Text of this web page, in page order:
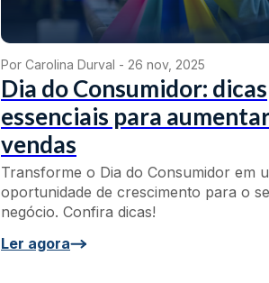
Por Carolina Durval - 26 nov, 2025
Dia do Consumidor: dicas
essenciais para
vendas
Transforme o Dia do Consumidor em
oportunidade de crescimento para o
negócio. Confira dicas!
Ler agora